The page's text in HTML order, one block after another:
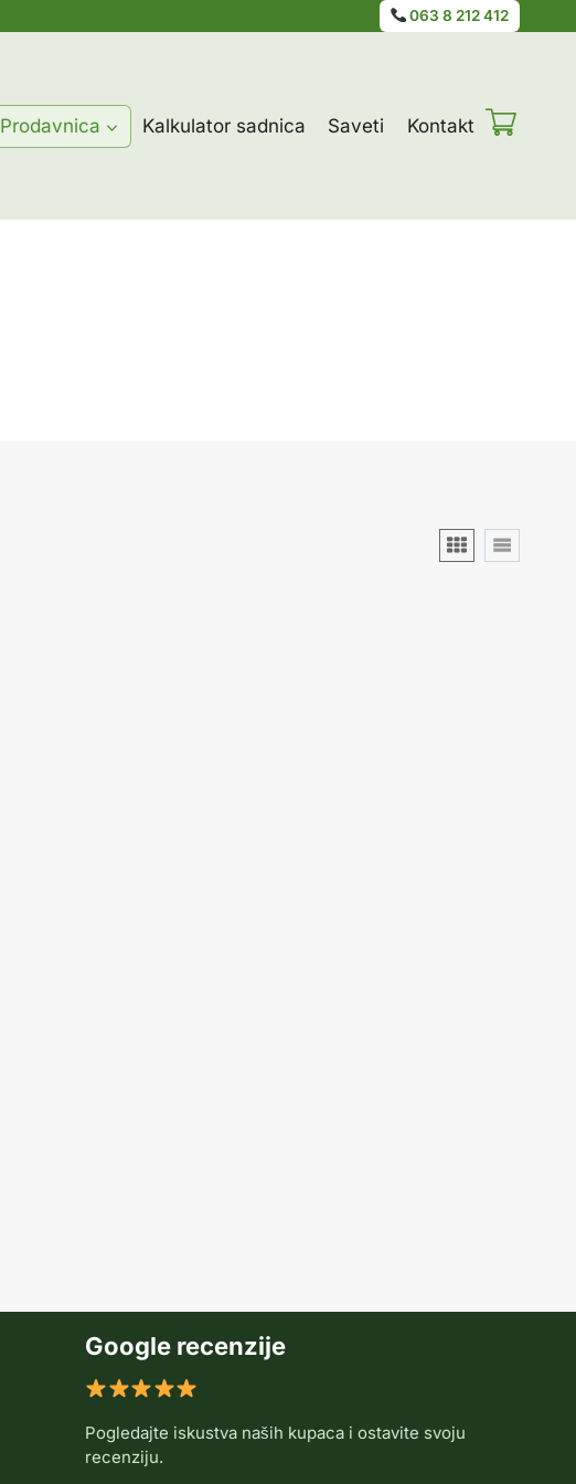
063 8 212 412
Prodavnica Kalkulator sadnica Saveti Kontakt
Google recenzije
Pogledajte iskustva naših kupaca i ostavite svoju
recenziju.